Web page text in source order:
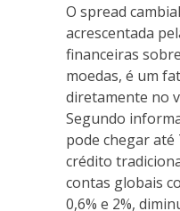
O spread
acrescentada
financeiras
moedas, é um
diretamente no
Segundo
pode chegar até
crédito
contas globais
0,6% e 2%,